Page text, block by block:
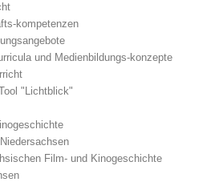
kompetenzen
und Medienbildungs-konzepte
"Lichtblick"
Film- und Kinogeschichte